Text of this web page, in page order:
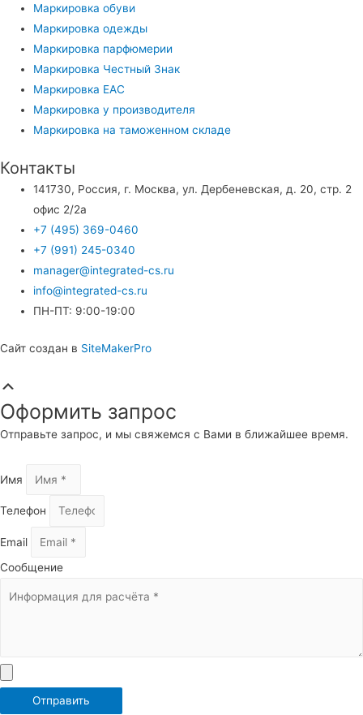
Маркировка обуви
Маркировка одежды
Маркировка парфюмерии
Маркировка Честный Знак
Маркировка EAC
Маркировка у производителя
Маркировка на таможенном складе
Контакты
141730, Россия, г. Москва, ул. Дербеневская, д. 20, стр. 2
офис 2/2а
+7 (495) 369-0460
+7 (991) 245-0340
manager@integrated-cs.ru
info@integrated-cs.ru
ПН-ПТ: 9:00-19:00
Сайт создан в SiteMakerPro
вверх
Оформить запрос
Отправьте запрос, и мы свяжемся с Вами в ближайшее время.
Имя
Телефон
Email
Сообщение
Отправить